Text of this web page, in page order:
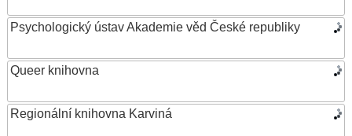
Psychologický ústav Akademie věd České republiky
Queer knihovna
Regionální knihovna Karviná